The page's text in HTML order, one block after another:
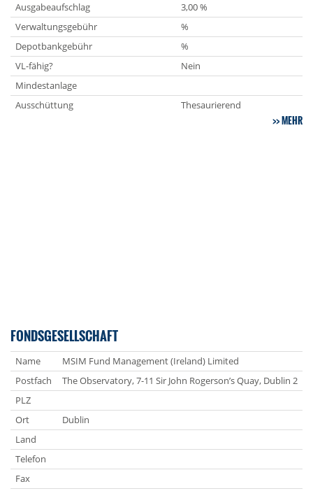
Ausgabeaufschlag
3,00 %
Verwaltungsgebühr
%
Depotbankgebühr
%
VL-fähig?
Nein
Mindestanlage
Ausschüttung
Thesaurierend
MEHR
FONDSGESELLSCHAFT
Name
MSIM Fund Management (Ireland) Limited
Postfach
The Observatory, 7-11 Sir John Rogerson’s Quay, Dublin 2
PLZ
Ort
Dublin
Land
Telefon
Fax